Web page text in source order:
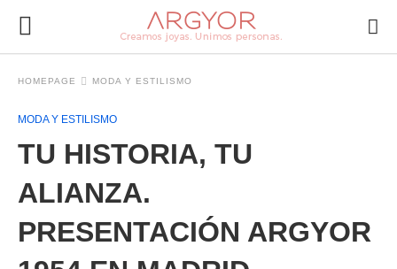
HOMEPAGE MODA Y ESTILISMO
MODA Y ESTILISMO
TU HISTORIA, TU
ALIANZA.
PRESENTACIÓN ARGYOR